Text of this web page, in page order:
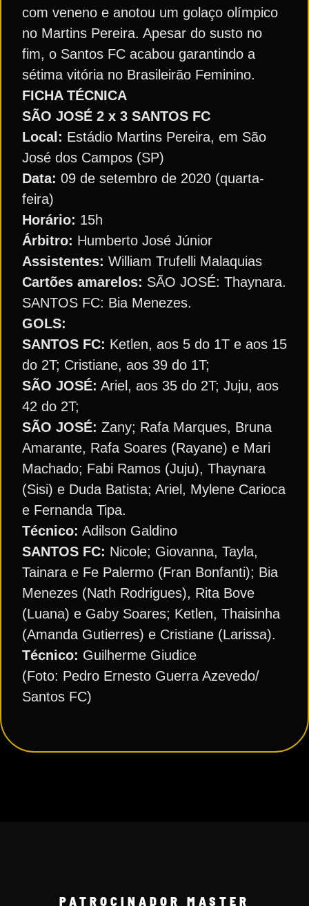
com veneno e anotou um golaço olímpico
no Martins Pereira. Apesar do susto no
fim, o Santos FC acabou garantindo a
sétima vitória no Brasileirão Feminino.
FICHA TÉCNICA
SÃO JOSÉ 2 x 3 SANTOS FC
Local: Estádio Martins Pereira, em São
José dos Campos (SP)
Data: 09 de setembro de 2020 (quarta-
feira)
Horário: 15h
Árbitro: Humberto José Júnior
Assistentes: William Trufelli Malaquias
Cartões amarelos: SÃO JOSÉ: Thaynara.
SANTOS FC: Bia Menezes.
GOLS:
SANTOS FC: Ketlen, aos 5 do 1T e aos 15
do 2T; Cristiane, aos 39 do 1T;
SÃO JOSÉ: Ariel, aos 35 do 2T; Juju, aos
42 do 2T;
SÃO JOSÉ: Zany; Rafa Marques, Bruna
Amarante, Rafa Soares (Rayane) e Mari
Machado; Fabi Ramos (Juju), Thaynara
(Sisi) e Duda Batista; Ariel, Mylene Carioca
e Fernanda Tipa.
Técnico: Adilson Galdino
SANTOS FC: Nicole; Giovanna, Tayla,
Tainara e Fe Palermo (Fran Bonfanti); Bia
Menezes (Nath Rodrigues), Rita Bove
(Luana) e Gaby Soares; Ketlen, Thaisinha
(Amanda Gutierres) e Cristiane (Larissa).
Técnico: Guilherme Giudice
(Foto: Pedro Ernesto Guerra Azevedo/
Santos FC)
PATROCINADOR MASTER